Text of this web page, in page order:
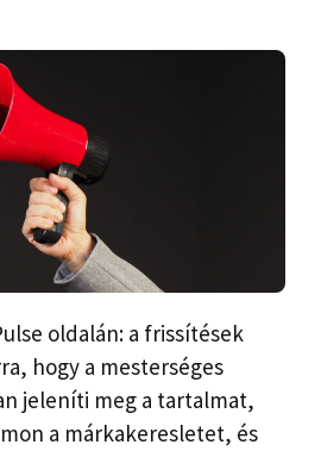
oldalán: a frissítések
hogy a mesterséges
jeleníti meg a tartalmat,
a márkakeresletet, és